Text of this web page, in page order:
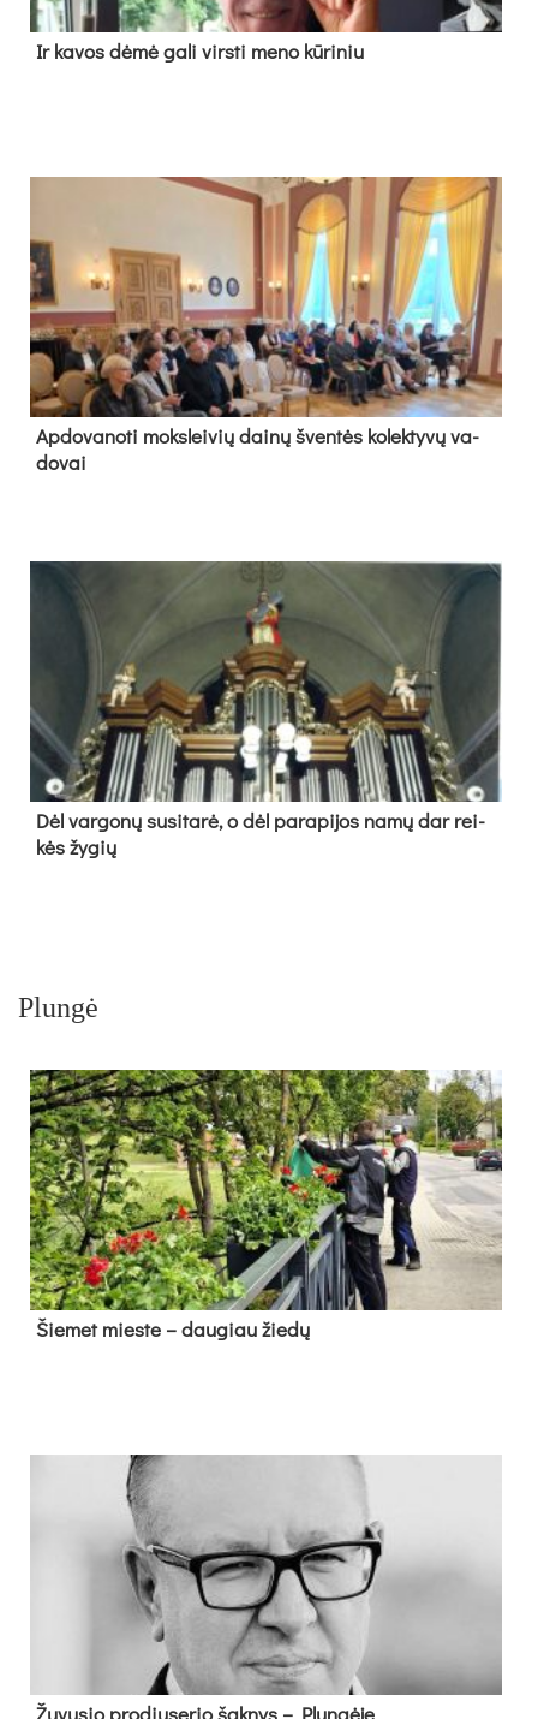
Ir ka­vos dė­mė ga­li virs­ti me­no kū­ri­niu
Ap­do­va­no­ti moks­lei­vių dai­nų šven­tės ko­lek­ty­vų va­
do­vai
Dėl var­go­nų su­si­ta­rė, o dėl pa­ra­pi­jos na­mų dar rei­
kės žy­gių
Plungė
Šie­met mies­te – dau­giau žie­dų